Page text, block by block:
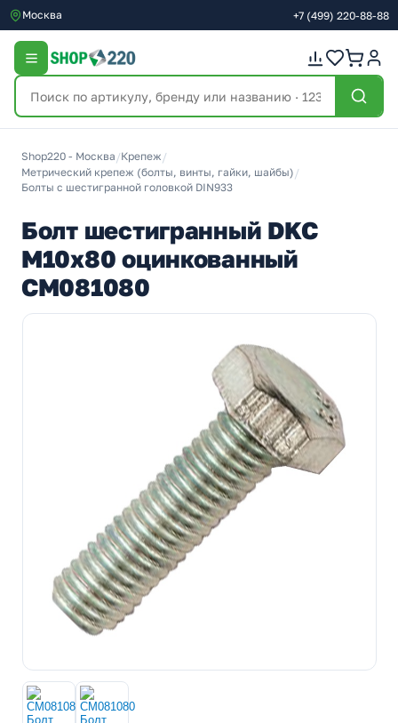
Москва +7 (499) 220-88-88
Shop220 - Москва /Крепеж /
Метрический крепеж (болты, винты, гайки, шайбы) /
Болты с шестигранной головкой DIN933
Болт шестигранный DKC
М10х80 оцинкованный
CM081080